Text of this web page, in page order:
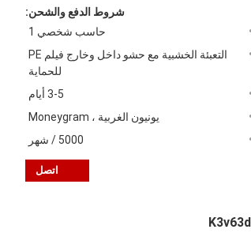
شروط الدفع والشحن:
حاسب شخصي 1
التعبئة الخشبية مع حشو داخل وخارج فيلم PE
للحماية
3-5 أيام
يونيون الغربية ، Moneygram
5000 / شهر
اتصل